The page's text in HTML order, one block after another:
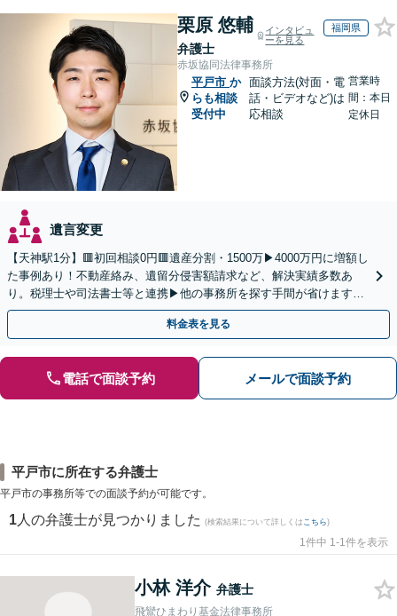
栗原 悠輔
弁護士
インタビュ
ーを見る
福岡県
赤坂協同法律事務所
平戸市 か
らも相談
受付中
面談方法(対面・電
話・ビデオなど)は
応相談
営業時
間：本日
定休日
遺言変更
【天神駅1分】🟥初回相談0円🟥遺産分割・1500万▶4000万円に増額し
た事例あり！不動産絡み、遺留分侵害額請求など、解決実績多数あ
り。税理士や司法書士等と連携▶他の事務所を探す手間が省けます！
不動産会社と連携し無料査定&財産調査も◎
料金表を見る
電話で面談予約 メールで面談予約
平戸市に所在する弁護士
平戸市の事務所等での面談予約が可能です。
1 人の弁護士が見つかりました (検索結果について詳しくは こちら)
1件中 1-1件を表示
小林 洋介 弁護士
飛鸞ひまわり基金法律事務所